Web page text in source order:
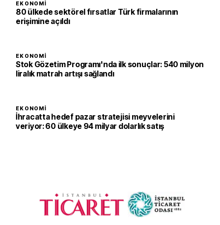
EKONOMI
80 ülkede sektörel fırsatlar Türk firmalarının
erişimine açıldı
EKONOMI
Stok Gözetim Programı'nda ilk sonuçlar: 540 milyon
liralık matrah artışı sağlandı
EKONOMI
İhracatta hedef pazar stratejisi meyvelerini
veriyor: 60 ülkeye 94 milyar dolarlık satış